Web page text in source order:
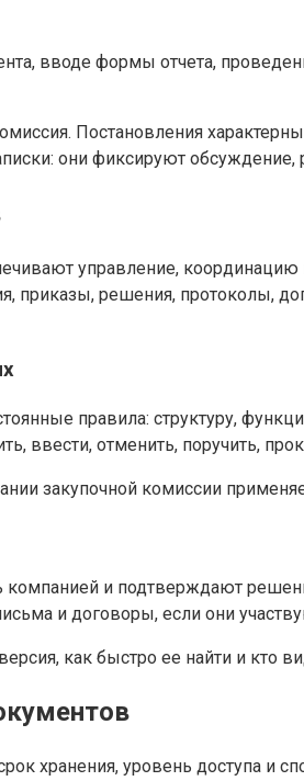
вводе формы отчета,
Постановления характерны
они фиксируют
управление,
приказы, решения, протоколы,
правила: структуру,
ввести, отменить, поручить,
закупочной комиссии
и подтверждают
и договоры, если они
как быстро ее найти и кто
хранения, уровень доступа и